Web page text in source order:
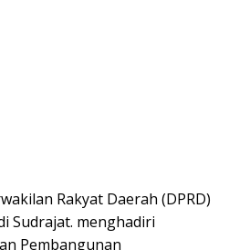
Rakyat Daerah (DPRD)
Sudrajat. menghadiri
Pembangunan